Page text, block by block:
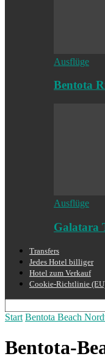
Ausflüge
Bentota
Ausflüge
Galatara
Transfers
Jedes Hotel billiger
Hotel zum Verkauf
Cookie-Richtlinie
Start Bentota Beach
Bentota-